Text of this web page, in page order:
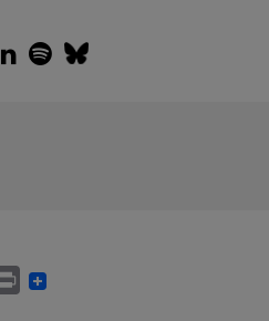
LinkedIn
Spotify
Bluesky